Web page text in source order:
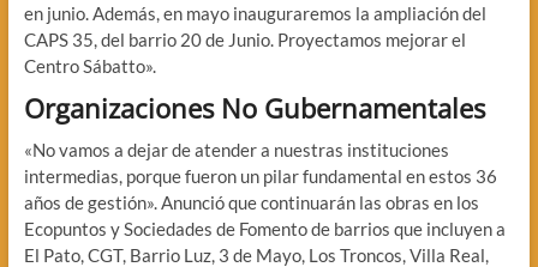
en junio. Además, en mayo inauguraremos la ampliación del
CAPS 35, del barrio 20 de Junio. Proyectamos mejorar el
Centro Sábatto».
Organizaciones No Gubernamentales
«No vamos a dejar de atender a nuestras instituciones
intermedias, porque fueron un pilar fundamental en estos 36
años de gestión». Anunció que continuarán las obras en los
Ecopuntos y Sociedades de Fomento de barrios que incluyen a
El Pato, CGT, Barrio Luz, 3 de Mayo, Los Troncos, Villa Real,